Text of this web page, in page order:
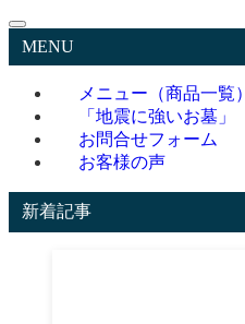
MENU
メニュー（商品一覧）
「地震に強いお墓」
お問合せフォーム
お客様の声
新着記事